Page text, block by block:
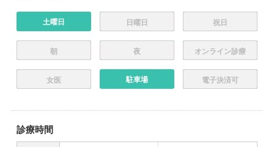
土曜日 日曜日 祝日
朝 夜 オンライン診療
女医 駐車場 電子決済可
診療時間